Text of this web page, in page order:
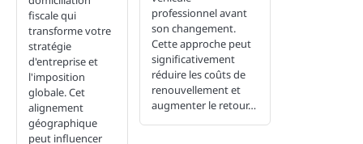
fiscale qui
transforme votre
stratégie
d'entreprise et
l'imposition
globale. Cet
alignement
géographique
peut influencer
professionnel avant
son changement.
Cette approche peut
significativement
réduire les coûts de
renouvellement et
augmenter le retour…